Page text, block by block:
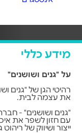
מידע כללי
על "גנים ושושנים"
רהיטי הגן של "גנים
את עצמה לבית.
עם חזון לשפר את
ייצור ושיווק של ריהוט